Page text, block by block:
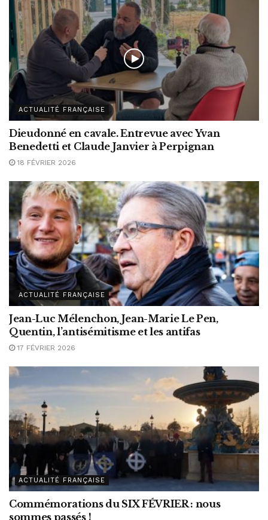
ACTUALITÉ FRANÇAISE
Dieudonné en cavale. Entrevue avec Yvan
Benedetti et Claude Janvier à Perpignan
18 FÉVRIER 2026
ACTUALITÉ FRANÇAISE
Jean-Luc Mélenchon, Jean-Marie Le Pen,
Quentin, l’antisémitisme et les antifas
17 FÉVRIER 2026
ACTUALITÉ FRANÇAISE
Commémorations du SIX FÉVRIER : nous
sommes passés !